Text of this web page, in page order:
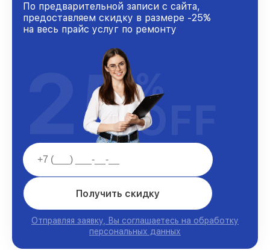
По предварительной записи с сайта,
предоставляем скидку в размере -25%
на весь прайс услуг по ремонту
Получить скидку
Отправляя заявку, Вы соглашаетесь на обработку
персональных данных
25%
OFF